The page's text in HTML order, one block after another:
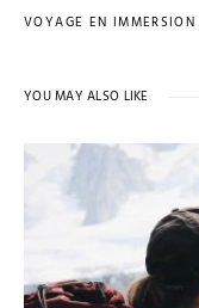
VOYAGE EN IMMERSION
YOU MAY ALSO LIKE